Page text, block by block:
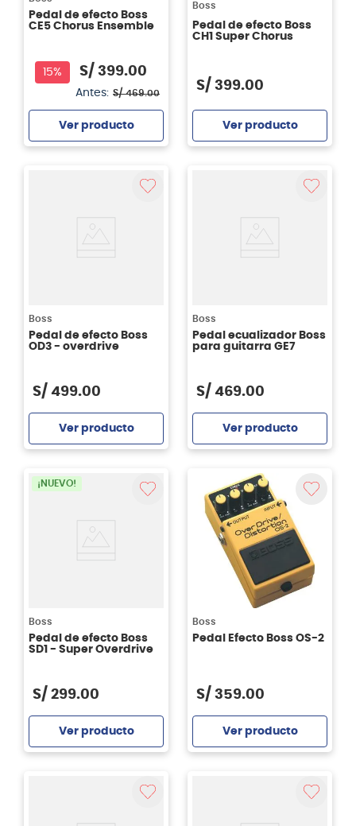
Pedal de efecto Boss
CE5 Chorus Ensemble
15% S/ 399.00
Antes: S/ 469.00
Ver producto
Boss
Pedal de efecto Boss
CH1 Super Chorus
S/ 399.00
Ver producto
Boss
Pedal de efecto Boss
OD3 - overdrive
S/ 499.00
Ver producto
Boss
Pedal ecualizador Boss
para guitarra GE7
S/ 469.00
Ver producto
¡NUEVO!
Boss
Pedal de efecto Boss
SD1 - Super Overdrive
S/ 299.00
Ver producto
Boss
Pedal Efecto Boss OS-2
S/ 359.00
Ver producto